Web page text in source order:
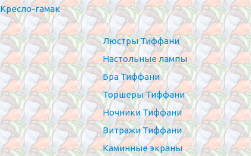
Кресло-гамак
Люстры Тиффани
Настольные лампы
Бра Тиффани
Торшеры Тиффани
Ночники Тиффани
Витражи Тиффани
Каминные экраны